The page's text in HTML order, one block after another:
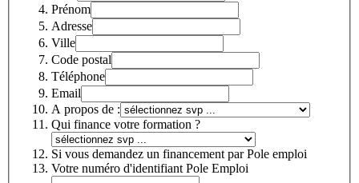
Prénom
Adresse
Ville
Code postal
Téléphone
Email
A propos de :
Qui finance votre formation ?
Si vous demandez un financement par Pole emploi
Votre numéro d'identifiant Pole Emploi